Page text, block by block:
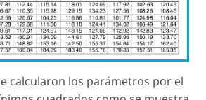
calcularon los parámetros por el